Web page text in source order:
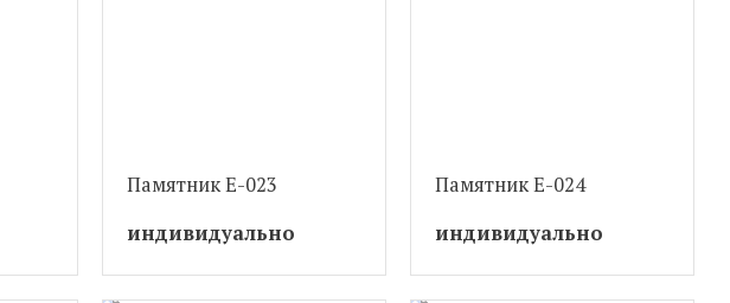
Памятник Е-023
индивидуально
Памятник Е-024
индивидуально